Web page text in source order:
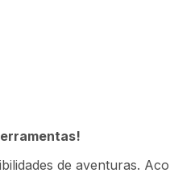
de aventuras.